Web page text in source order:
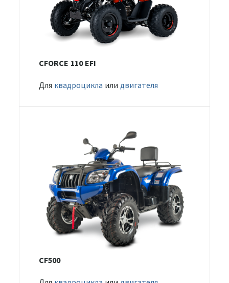
CFORCE 110 EFI
Для квадроцикла или двигателя
CF500